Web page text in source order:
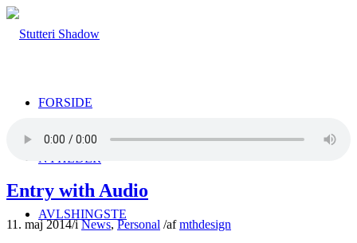
FORSIDE
NYHEDER
AVLSHINGSTE
Entry with Audio
11. maj 2014/iNews,Personal /afmthdesign